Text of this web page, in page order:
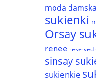
moda damska
sukienki
Orsay
renee reserved
sinsay
sukienkie